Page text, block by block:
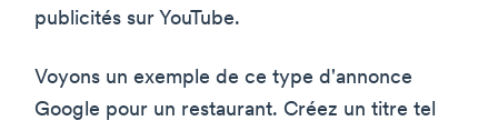
publicités sur YouTube.
Voyons un exemple de ce type d'annonce
Google pour un restaurant. Créez un titre tel